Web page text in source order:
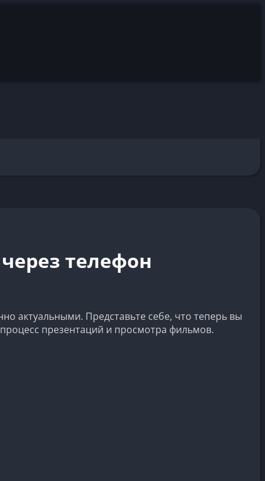
телефон
актуальными. Представьте себе, что теперь вы
презентаций и просмотра фильмов.